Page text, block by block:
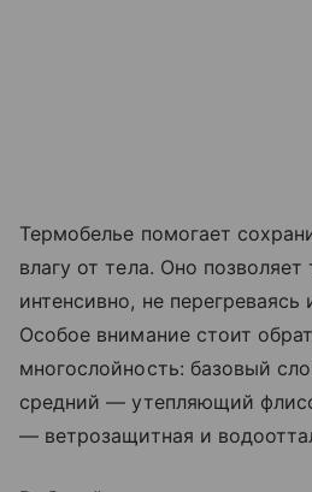
Термобелье помогает
влагу от тела. Оно позволяет
интенсивно, не перегреваясь
Особое внимание стоит
многослойность: базовый
средний — утепляющий
— ветрозащитная и